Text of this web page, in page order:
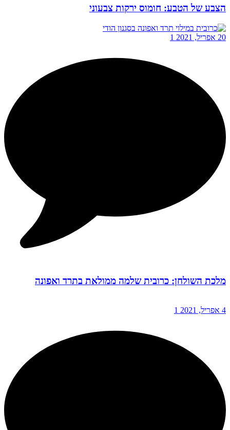
הצבע של הטבע: חומוס ירקות צבעוני
20 אפריל, 2021 1
מלכת השולחן: כרובית שלמה ממולאת בתרד ואפונה
4 אפריל, 2021 1